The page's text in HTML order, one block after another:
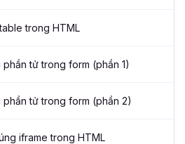
trong HTML
tử trong form (phần 1)
tử trong form (phần 2)
iframe trong HTML